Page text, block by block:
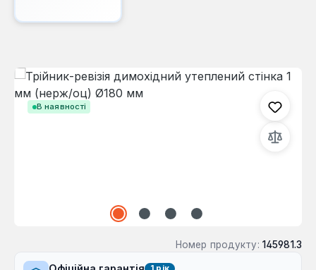
В наявності
Пропустити галерею зображень
Номер продукту: 145981.3